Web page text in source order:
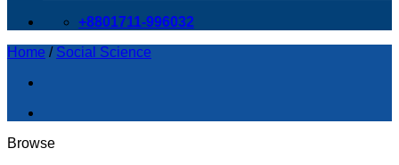
+8801711-996032
Home / Social Science
Browse